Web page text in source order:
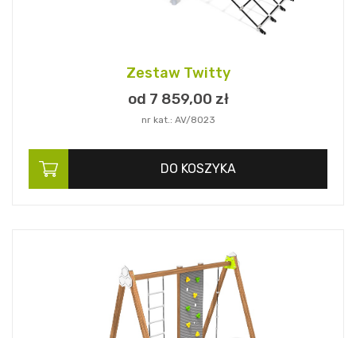
Zestaw Twitty
od 7 859,00 zł
nr kat.: AV/8023
DO KOSZYKA